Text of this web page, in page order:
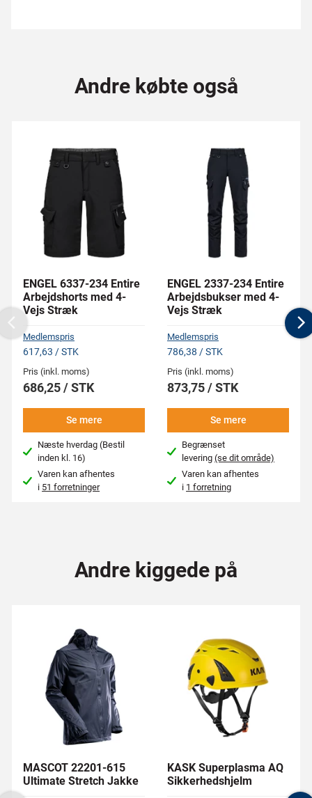
Andre købte også
ENGEL 6337-234 Entire
Arbejdshorts med 4-
Vejs Stræk
Medlemspris
617,63 / STK
Pris (inkl. moms)
686,25 / STK
Se mere
Næste hverdag (Bestil
inden kl. 16)
Varen kan afhentes
i 51 forretninger
ENGEL 2337-234 Entire
Arbejdsbukser med 4-
Vejs Stræk
Medlemspris
786,38 / STK
Pris (inkl. moms)
873,75 / STK
Se mere
Begrænset
levering(se dit område)
Varen kan afhentes
i 1 forretning
Previous
Andre kiggede på
MASCOT 22201-615
Ultimate Stretch Jakke
KASK Superplasma AQ
Sikkerhedshjelm